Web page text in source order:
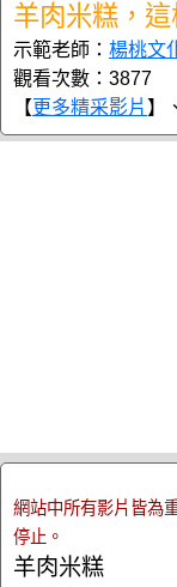
羊肉米糕，這
示範老師： 楊桃文
觀看次數：3877
【更多精采影片 】
網站中所有影片皆為
停止。
羊肉米糕